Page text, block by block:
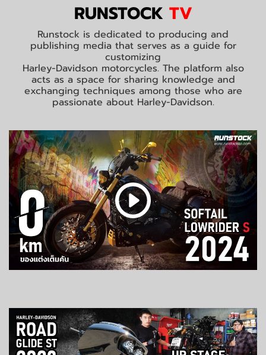
RUNSTOCK TV
Runstock is dedicated to producing and
publishing media that serves as a guide for
customizing
Harley-Davidson motorcycles. The platform also
acts as a space for sharing knowledge and
exchanging techniques among those who are
passionate about Harley-Davidson.